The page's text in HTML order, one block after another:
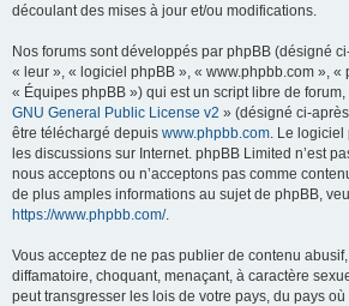
découlant des mises à jour et/ou modifications.
Nos forums sont développés par phpBB (désigné
« leur », « logiciel phpBB », « www.phpbb.com », «
« Équipes phpBB ») qui est un script libre de
GNU General Public License v2 » (désigné ci-
être téléchargé depuis www.phpbb.com. Le logiciel
les discussions sur Internet. phpBB Limited n’est
nous acceptons ou n’acceptons pas comme
de plus amples informations au sujet de phpBB,
https://www.phpbb.com/.
Vous acceptez de ne pas publier de contenu
diffamatoire, choquant, menaçant, à caractère
peut transgresser les lois de votre pays, du pays